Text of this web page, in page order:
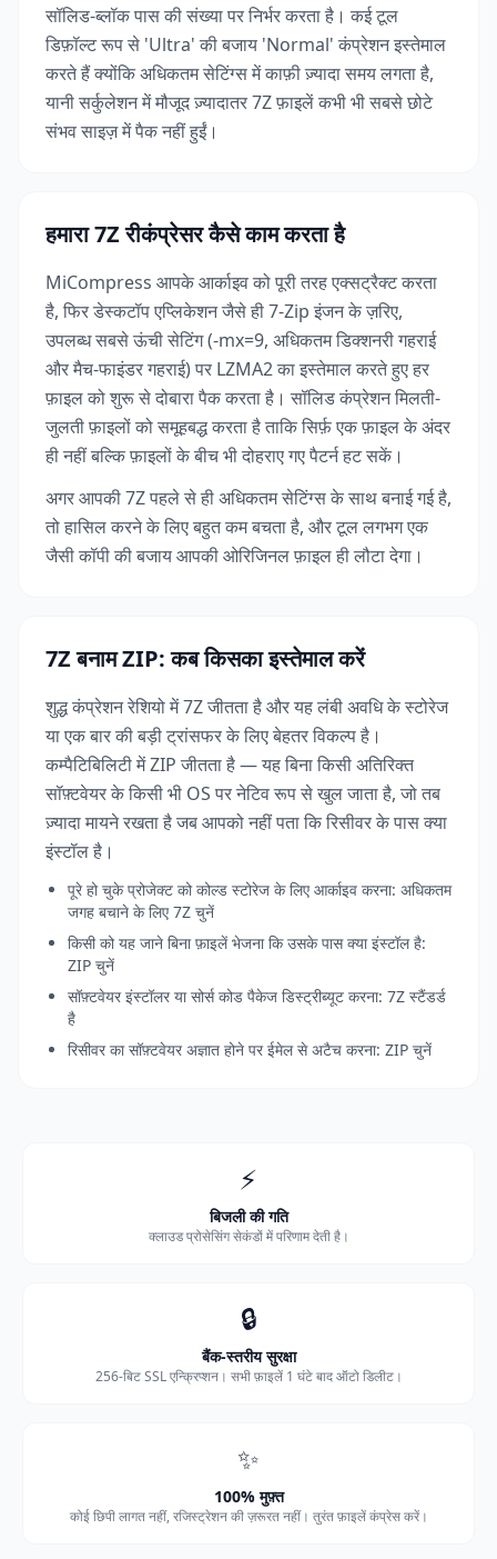
सॉलिड-ब्लॉक पास की संख्या पर निर्भर करता है। कई टूल
डिफ़ॉल्ट रूप से 'Ultra' की बजाय 'Normal' कंप्रेशन इस्तेमाल
करते हैं क्योंकि अधिकतम सेटिंग्स में काफ़ी ज़्यादा समय लगता है,
यानी सर्कुलेशन में मौजूद ज़्यादातर 7Z फ़ाइलें कभी भी सबसे छोटे
संभव साइज़ में पैक नहीं हुईं।
हमारा 7Z रीकंप्रेसर कैसे काम करता है
MiCompress आपके आर्काइव को पूरी तरह एक्सट्रैक्ट करता
है, फिर डेस्कटॉप एप्लिकेशन जैसे ही 7-Zip इंजन के ज़रिए,
उपलब्ध सबसे ऊंची सेटिंग (-mx=9, अधिकतम डिक्शनरी गहराई
और मैच-फाइंडर गहराई) पर LZMA2 का इस्तेमाल करते हुए हर
फ़ाइल को शुरू से दोबारा पैक करता है। सॉलिड कंप्रेशन मिलती-
जुलती फ़ाइलों को समूहबद्ध करता है ताकि सिर्फ़ एक फ़ाइल के अंदर
ही नहीं बल्कि फ़ाइलों के बीच भी दोहराए गए पैटर्न हट सकें।
अगर आपकी 7Z पहले से ही अधिकतम सेटिंग्स के साथ बनाई गई है,
तो हासिल करने के लिए बहुत कम बचता है, और टूल लगभग एक
जैसी कॉपी की बजाय आपकी ओरिजिनल फ़ाइल ही लौटा देगा।
7Z बनाम ZIP: कब किसका इस्तेमाल करें
शुद्ध कंप्रेशन रेशियो में 7Z जीतता है और यह लंबी अवधि के स्टोरेज
या एक बार की बड़ी ट्रांसफर के लिए बेहतर विकल्प है।
कम्पैटिबिलिटी में ZIP जीतता है — यह बिना किसी अतिरिक्त
सॉफ़्टवेयर के किसी भी OS पर नेटिव रूप से खुल जाता है, जो तब
ज़्यादा मायने रखता है जब आपको नहीं पता कि रिसीवर के पास क्या
इंस्टॉल है।
पूरे हो चुके प्रोजेक्ट को कोल्ड स्टोरेज के लिए आर्काइव करना: अधिकतम
जगह बचाने के लिए 7Z चुनें
किसी को यह जाने बिना फ़ाइलें भेजना कि उसके पास क्या इंस्टॉल है:
ZIP चुनें
सॉफ़्टवेयर इंस्टॉलर या सोर्स कोड पैकेज डिस्ट्रीब्यूट करना: 7Z स्टैंडर्ड
है
रिसीवर का सॉफ़्टवेयर अज्ञात होने पर ईमेल से अटैच करना: ZIP चुनें
⚡
बिजली की गति
क्लाउड प्रोसेसिंग सेकंडों में परिणाम देती है।
🔒
बैंक-स्तरीय सुरक्षा
256-बिट SSL एन्क्रिप्शन। सभी फ़ाइलें 1 घंटे बाद ऑटो डिलीट।
✨
100% मुफ़्त
कोई छिपी लागत नहीं, रजिस्ट्रेशन की ज़रूरत नहीं। तुरंत फ़ाइलें कंप्रेस करें।